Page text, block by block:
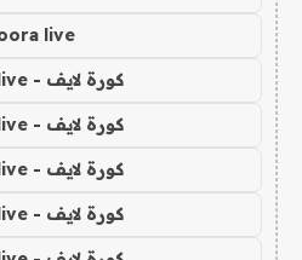
live
كورة لايف - koora live
كورة لايف - koora live
كورة لايف - koora live
كورة لايف - koora live